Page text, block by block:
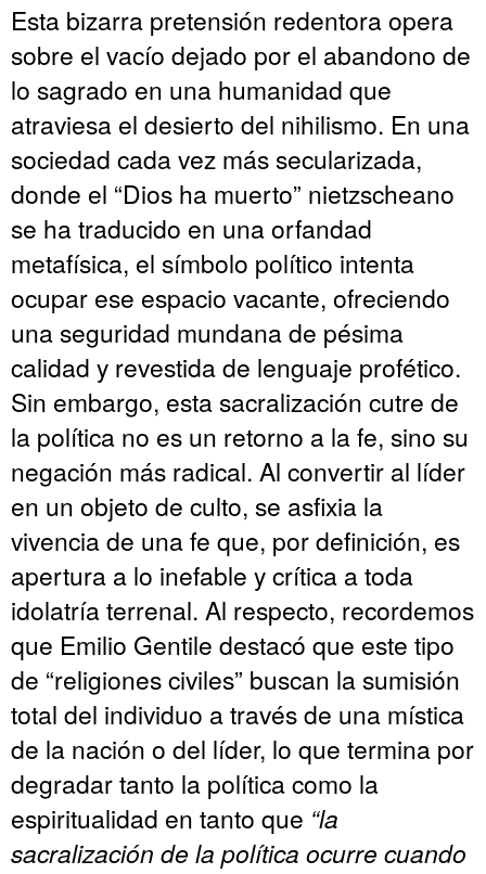
Esta bizarra pretensión redentora opera
sobre el vacío dejado por el abandono de
lo sagrado en una humanidad que
atraviesa el desierto del nihilismo. En una
sociedad cada vez más secularizada,
donde el “Dios ha muerto” nietzscheano
se ha traducido en una orfandad
metafísica, el símbolo político intenta
ocupar ese espacio vacante, ofreciendo
una seguridad mundana de pésima
calidad y revestida de lenguaje profético.
Sin embargo, esta sacralización cutre de
la política no es un retorno a la fe, sino su
negación más radical. Al convertir al líder
en un objeto de culto, se asfixia la
vivencia de una fe que, por definición, es
apertura a lo inefable y crítica a toda
idolatría terrenal. Al respecto, recordemos
que Emilio Gentile destacó que este tipo
de “religiones civiles” buscan la sumisión
total del individuo a través de una mística
de la nación o del líder, lo que termina por
degradar tanto la política como la
espiritualidad en tanto que “la
sacralización de la política ocurre cuando